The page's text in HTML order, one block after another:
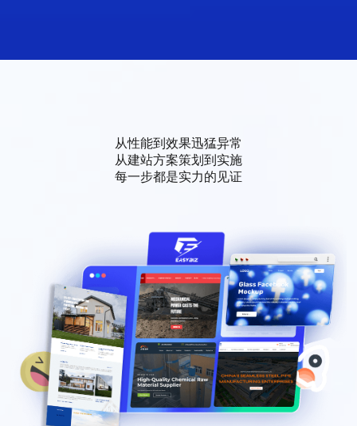
从性能到效果迅猛异常
从建站方案策划到实施
每一步都是实力的见证